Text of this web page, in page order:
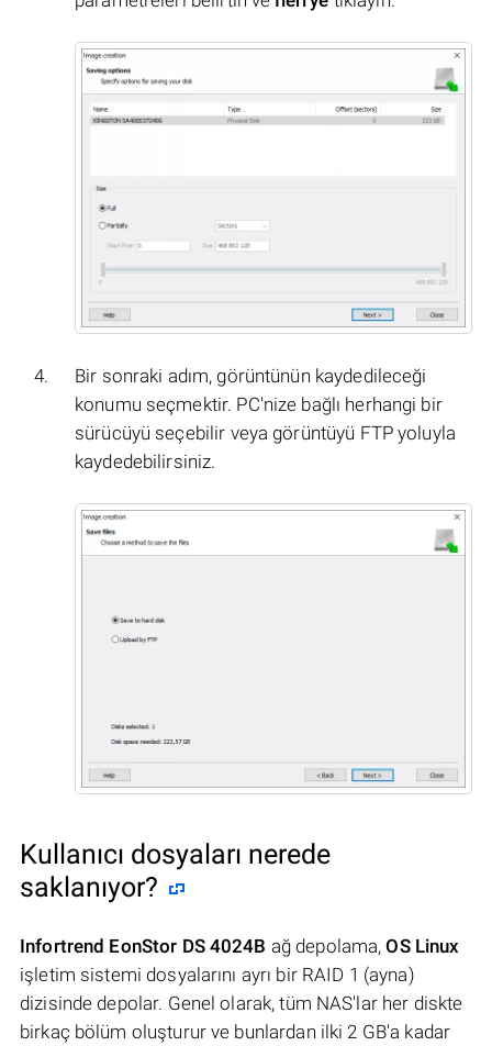
Bir sonraki adım, görüntünün kaydedileceği
konumu seçmektir. PC'nize bağlı herhangi bir
sürücüyü seçebilir veya görüntüyü FTP yoluyla
kaydedebilirsiniz.
Kullanıcı dosyaları nerede
saklanıyor?
Infortrend EonStor DS 4024B ağ depolama,OS Linux
işletim sistemi dosyalarını ayrı bir RAID 1 (ayna)
dizisinde depolar. Genel olarak, tüm NAS'lar her diskte
birkaç bölüm oluşturur ve bunlardan ilki 2 GB'a kadar